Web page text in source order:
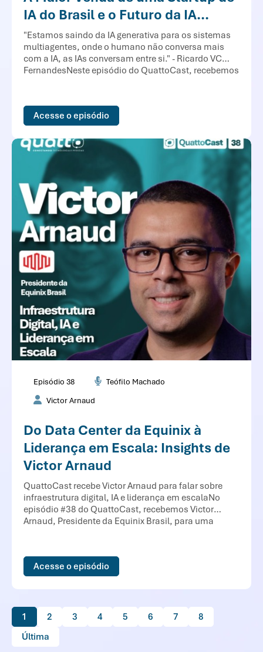
IA do Brasil e o Futuro da IA...
"Estamos saindo da IA generativa para os sistemas
multiagentes, onde o humano não conversa mais
com a IA, as IAs conversam entre si." - Ricardo VC
FernandesNeste episódio do QuattoCast, recebemos
conecta Direito, Inteligência Artificial e o futuro...
Acesse o episódio
Episódio 38
Teófilo Machado
Victor Arnaud
Do Data Center da Equinix à
Liderança em Escala: Insights de
Victor Arnaud
QuattoCast recebe Victor Arnaud para falar sobre
infraestrutura digital, IA e liderança em escalaNo
episódio #38 do QuattoCast, recebemos Victor
Arnaud, Presidente da Equinix Brasil, para uma
atual.“Infraestrutura não é suporte. É base de
decisão.” Victor ArnaudO episódio aborda...
Acesse o episódio
1 2 3 4 5 6 7
8
Última